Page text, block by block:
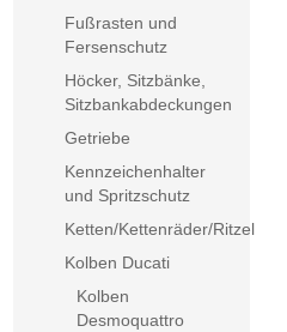
Fußrasten und
Fersenschutz
Höcker, Sitzbänke,
Sitzbankabdeckungen
Getriebe
Kennzeichenhalter
und Spritzschutz
Ketten/Kettenräder/Ritzel
Kolben Ducati
Kolben
Desmoquattro